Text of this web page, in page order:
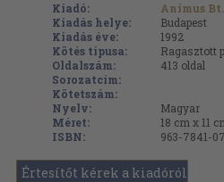
Kiadó:
Animus
Kiadás helye:
Budapest
Kiadás éve:
1992
Kötés típusa:
Ragasztott
Oldalszám:
413 oldal
Sorozatcím:
Kötetszám:
Nyelv:
Magyar
Méret:
18 cm x 11
ISBN:
963-7841-
Értesítőt kérek a kiadóról